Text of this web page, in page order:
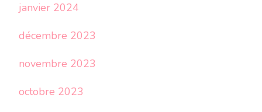
janvier 2024
décembre 2023
novembre 2023
octobre 2023